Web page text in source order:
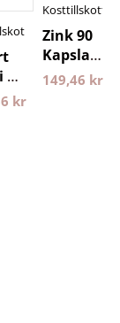
kr
Kosttillskott
Zink 90
Kapslar
Holistic
149,46 kr